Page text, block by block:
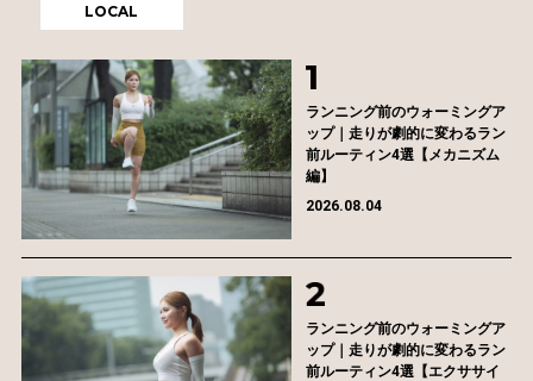
LOCAL
ランニング前のウォーミングア
ップ｜走りが劇的に変わるラン
前ルーティン4選【メカニズム
編】
2026.08.04
ランニング前のウォーミングア
ップ｜走りが劇的に変わるラン
前ルーティン4選【エクササイ